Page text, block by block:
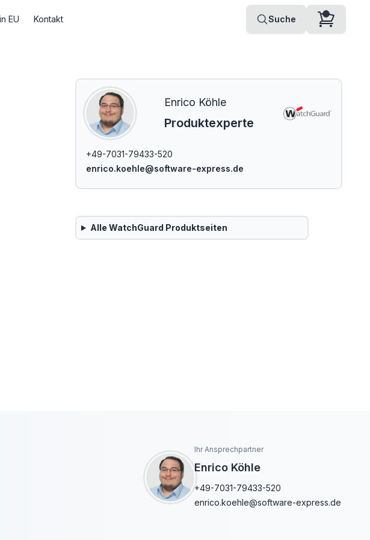
EU Kontakt Suche
Enrico Köhle
Produktexperte
+49-7031-79433-520
enrico.koehle@software-express.de
Alle WatchGuard Produktseiten
Ihr Ansprechpartner
Enrico Köhle
+49-7031-79433-520
enrico.koehle@software-express.de